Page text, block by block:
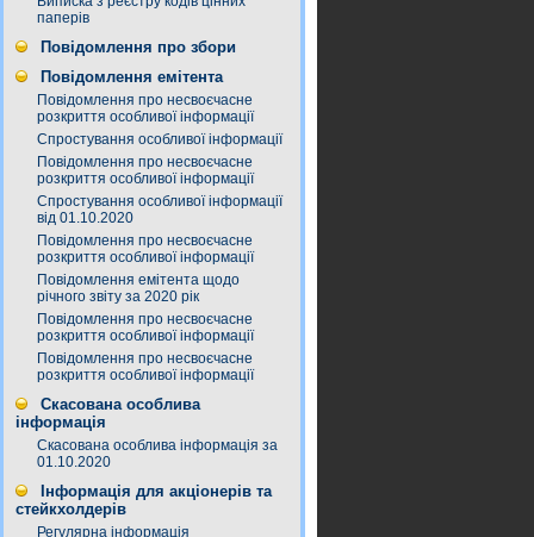
паперів
Повідомлення про збори
Повідомлення емітента
Повідомлення про несвоєчасне
розкриття особливої інформації
Спростування особливої інформації
Повідомлення про несвоєчасне
розкриття особливої інформації
Спростування особливої інформації
від 01.10.2020
Повідомлення про несвоєчасне
розкриття особливої інформації
Повідомлення емітента щодо
річного звіту за 2020 рік
Повідомлення про несвоєчасне
розкриття особливої інформації
Повідомлення про несвоєчасне
розкриття особливої інформації
Скасована особлива
інформація
Скасована особлива інформація за
01.10.2020
Інформація для акціонерів та
стейкхолдерів
Регулярна інформація